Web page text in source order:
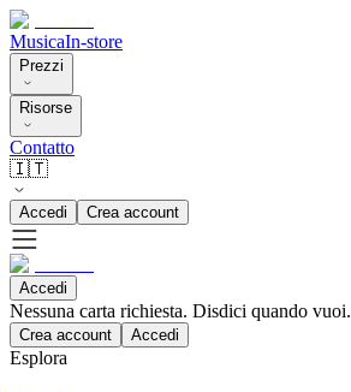
MusicaIn-store
Prezzi
Risorse
Contatto
🇮🇹
Accedi Crea account
Accedi
Nessuna carta richiesta. Disdici quando vuoi.
Crea account Accedi
Esplora